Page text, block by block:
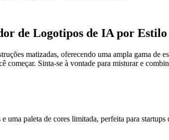
de Logotipos de IA por Estilo
matizadas, oferecendo uma ampla gama de
começar. Sinta-se à vontade para misturar e
paleta de cores limitada, perfeita para